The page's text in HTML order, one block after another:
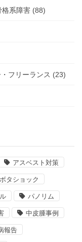
系障害 (88)
フリーランス (23)
アスベスト対策
タショック
パノリム
中皮腫事例
報告